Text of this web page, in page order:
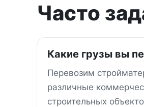
Часто
Какие грузы вы
Перевозим
различные
строительных